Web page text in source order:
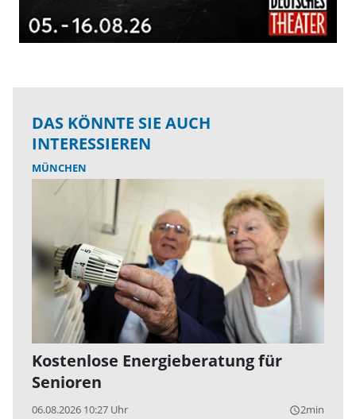
DAS KÖNNTE SIE AUCH
INTERESSIEREN
MÜNCHEN
Kostenlose Energieberatung für
Senioren
06.08.2026 10:27 Uhr query_builder2min